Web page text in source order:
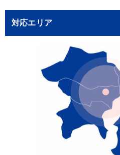
対応エリア